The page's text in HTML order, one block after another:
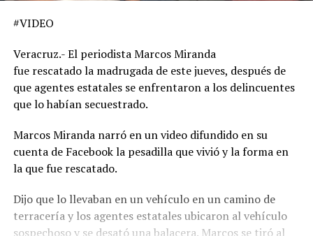
#VIDEO
Veracruz.- El periodista Marcos Miranda
fue rescatado la madrugada de este jueves, después de
que agentes estatales se enfrentaron a los delincuentes
que lo habían secuestrado.
Marcos Miranda narró en un video difundido en su
cuenta de Facebook la pesadilla que vivió y la forma en
la que fue rescatado.
Dijo que lo llevaban en un vehículo en un camino de
terracería y los agentes estatales ubicaron al vehículo
sospechoso y se desató una balacera. Marcos se tiró al